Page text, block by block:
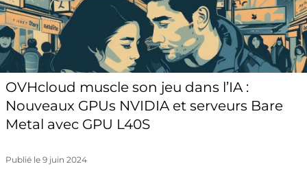
OVHcloud muscle son jeu dans l’IA :
Nouveaux GPUs NVIDIA et serveurs Bare
Metal avec GPU L40S
Publié le 9 juin 2024